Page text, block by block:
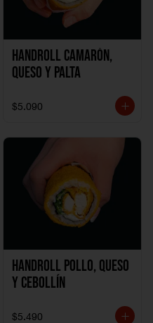
Handroll Camarón,
Queso y Palta
$5.090
Handroll Pollo, Queso
y Cebollín
$5.490